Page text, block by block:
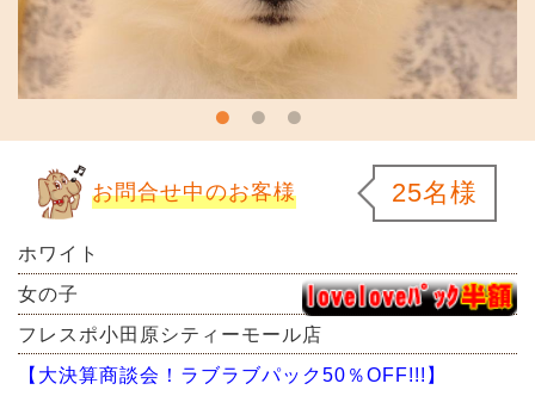
お問合せ中のお客様 25名様
ホワイト
女の子
フレスポ小田原シティーモール店
【大決算商談会！ラブラブパック50％OFF!!!】